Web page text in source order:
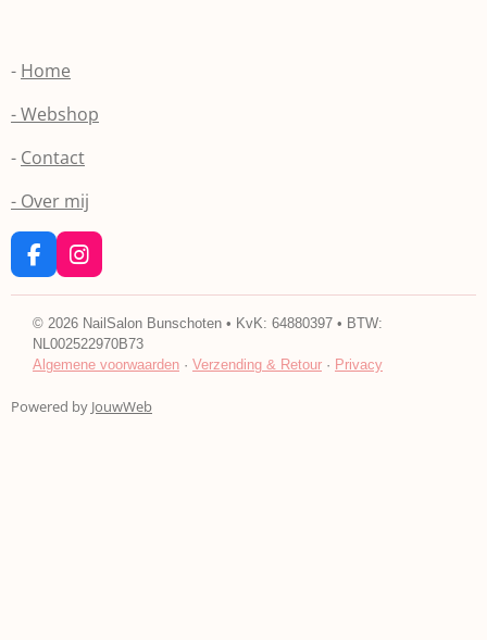
- Home
- Webshop
- Contact
- Over mij
F
a
c
e
b
o
k
I
n
s
t
a
g
a
© 2026 NailSalon Bunschoten • KvK: 64880397 • BTW:
NL002522970B73
Algemene voorwaarden · Verzending & Retour · Privacy
Powered by JouwWeb